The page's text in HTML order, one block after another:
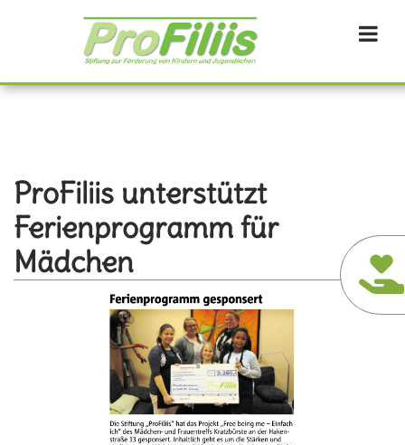
ProFiliis unterstützt
Ferienprogramm für
Mädchen